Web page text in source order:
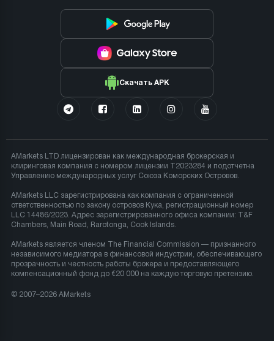
Скачать APK
AMarkets LTD лицензирован как международная брокерская и
клиринговая компания с номером лицензии T2023284 и подотчетна
Управлению международных услуг Союза Коморских Островов.
AMarkets LLC зарегистрирована как компания с ограниченной
ответственностью по закону островов Кука, регистрационный номер
LLC 14486/2023. Адрес зарегистрированного офиса компании: T&F
Chambers, Main Road, Rarotonga, Cook Islands.
AMarkets является членом The Financial Commission — признанного
независимого медиатора в финансовой индустрии, обеспечивающего
прозрачность и честность работы брокера и предоставляющего
компенсационный фонд до €20 000 на каждую торговую претензию.
© 2007–2026 AMarkets